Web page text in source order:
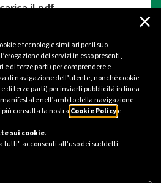
e tecnologie similari per il suo
dei servizi in esso presenti,
e di terze parti) per comprendere e
di navigazione dell’utente, nonché cookie
di terze parti) per inviarti pubblicità in linea
nell’ambito della navigazione
più consulta la nostra Cookie Policye
sui cookie.
tutti" acconsenti all’uso dei suddetti
×
il pdf
Plenitude - Milano